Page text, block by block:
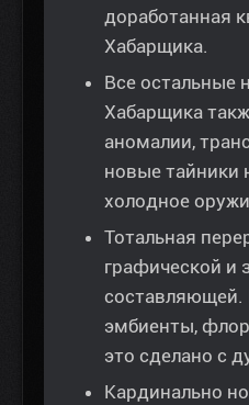
доработанная
Хабарщика.
Все остальные
Хабарщика
аномалии,
новые тайники
холодное
Тотальная
графической и
составляющей.
эмбиенты,
это сделано с
Кардинально